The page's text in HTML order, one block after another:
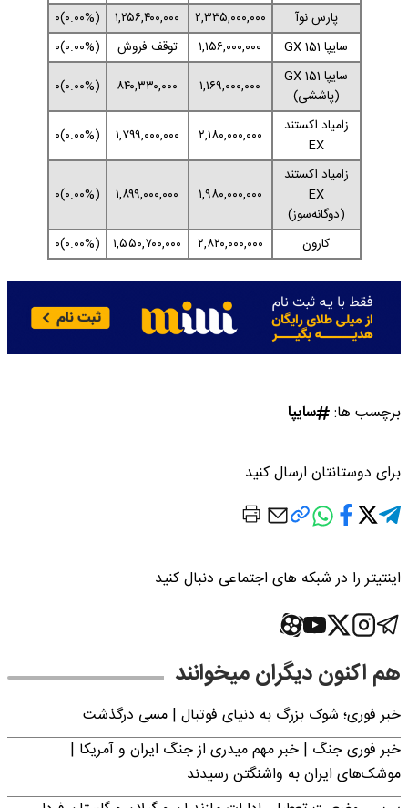
پارس نوآ
۲,۳۳۵,۰۰۰,۰۰۰ ۱,۲۵۶,۴۰۰,۰۰۰
(۰.۰۰%)۰
سایپا 151 GX
۱,۱۵۶,۰۰۰,۰۰۰ توقف فروش
(۰.۰۰%)۰
سایپا 151 GX
(پاششی)
۱,۱۶۹,۰۰۰,۰۰۰ ۸۴۰,۳۳۰,۰۰۰
(۰.۰۰%)۰
زامیاد اکستند
EX
۲,۱۸۰,۰۰۰,۰۰۰ ۱,۷۹۹,۰۰۰,۰۰۰
(۰.۰۰%)۰
زامیاد اکستند
EX
(دوگانه‌سوز)
۱,۹۸۰,۰۰۰,۰۰۰ ۱,۸۹۹,۰۰۰,۰۰۰ (۰.۰۰%)۰
کارون ۲,۸۲۰,۰۰۰,۰۰۰ ۱,۵۵۰,۷۰۰,۰۰۰ (۰.۰۰%)۰
برچسب ها: سایپا
برای دوستانتان ارسال کنید
اینتیتر را در شبکه های اجتماعی دنبال کنید
هم اکنون دیگران میخوانند
خبر فوری؛‌ شوک بزرگ به دنیای فوتبال | مسی درگذشت
خبر فوری جنگ | خبر مهم میدری از جنگ ایران و آمریکا |
موشک‌های ایران به واشنگتن رسیدند